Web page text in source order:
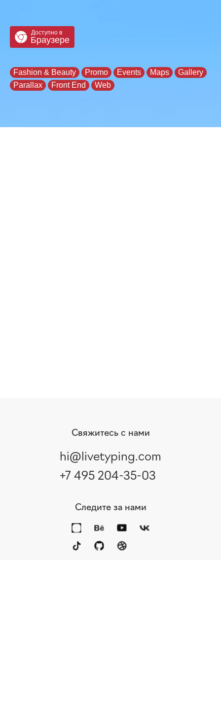
Доступно в
Браузере
Fashion & Beauty Promo Events Maps
Gallery
Parallax
Front End Web
Свяжитесь с нами
hi@livetyping.com
+7 495 204-35-03
Следите за нами